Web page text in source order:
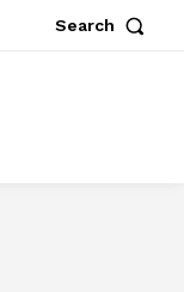
Search